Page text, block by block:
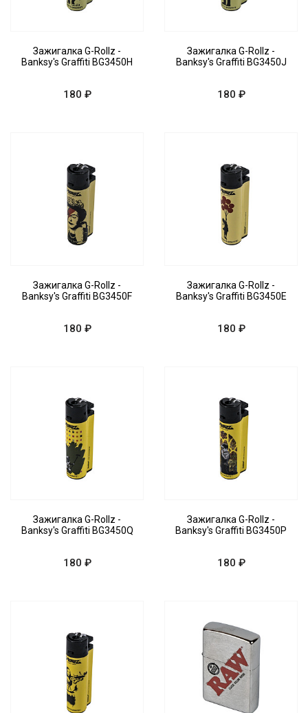
Зажигалка G-Rollz -
Banksy's Graffiti BG3450H
180 ₽
Зажигалка G-Rollz -
Banksy's Graffiti BG3450J
180 ₽
Зажигалка G-Rollz -
Banksy's Graffiti BG3450F
180 ₽
Зажигалка G-Rollz -
Banksy's Graffiti BG3450E
180 ₽
Зажигалка G-Rollz -
Banksy's Graffiti BG3450Q
180 ₽
Зажигалка G-Rollz -
Banksy's Graffiti BG3450P
180 ₽